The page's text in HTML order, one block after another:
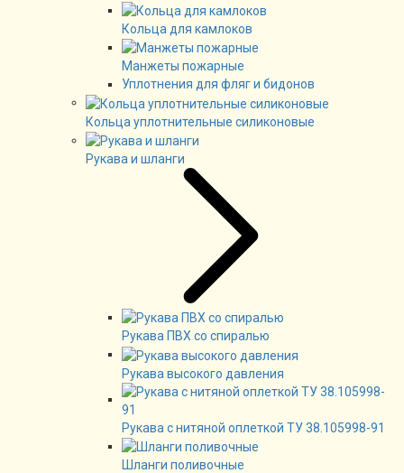
Кольца для камлоков
Манжеты пожарные
Уплотнения для фляг и бидонов
Кольца уплотнительные силиконовые
Рукава и шланги
Рукава ПВХ со спиралью
Рукава высокого давления
Рукава с нитяной оплеткой ТУ 38.105998-91
Шланги поливочные